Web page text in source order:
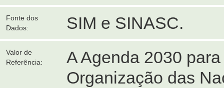
Fonte dos
Dados:
SIM e SINASC.
Valor de
Referência:
A Agenda 2030
Organização das